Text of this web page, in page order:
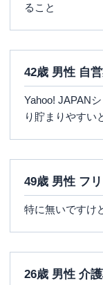
ること
42歳 男性
Yahoo! JAPAN
り貯まりやすい
49歳 男性
特に無いですけ
26歳 男性